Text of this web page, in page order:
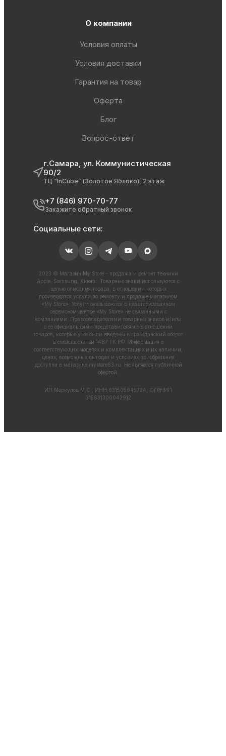
О компании
Условия оплаты
Условия доставки
Гарантия на товар
Оферта
Блог
Вопрос-ответ
г.Самара, ул. Коммунистическая
90/2
ТЦ “InCube” (Золотое Яблоко), 2 этаж
+7 (846) 970-70-77
Закажите обратный звонок
Социальные сети:
2023 © Магазин My Store - продажа и ремонт техники
Apple, Samsung, Xiaomi. Товарные знаки используются с
целью описания товара, в отношении которых
производятся услуги по ремонту и продаже магазином
«My Store». Услуги оказываются в неавторизованном
сервисном центре «My Store» не связанными с
компаниями. Правообладателями товарных знаков и/или
с ее официальными представителями в отношении
товаров, которые уже были введены в гражданский оборот
в смысле статьи 1487 ГК РФ. Информация о
соответствующих моделях и комплектациях и их наличии,
ценах, возможных выгодах и условиях приобретения
доступна в магазине mystore63.ru . Не является публичной
офертой.
ИП Меркулов М.С., ИНН 631505945724, ОГРНИП
315631300042912